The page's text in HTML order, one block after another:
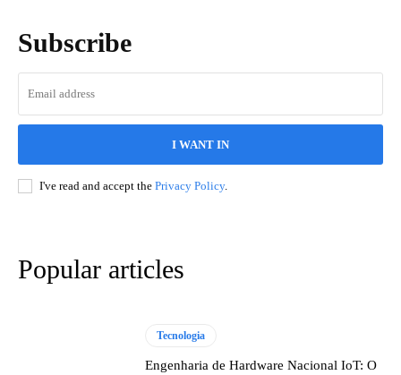
Subscribe
I WANT IN
I've read and accept the Privacy Policy.
Popular articles
Tecnologia
Engenharia de Hardware Nacional IoT: O